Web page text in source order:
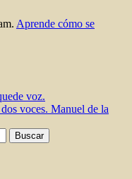
Aprende cómo se
voz.
voces. Manuel de la
Buscar